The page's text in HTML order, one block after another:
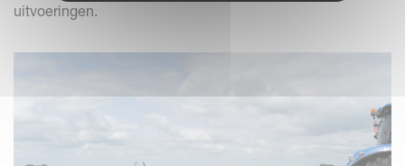
uitvoeringen.